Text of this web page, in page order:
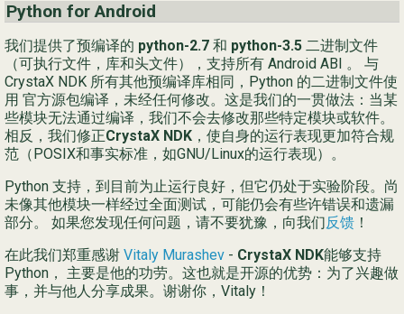
Python for Android
我们提供了预编译的 python-2.7 和 python-3.5 二进制文件
（可执行文件，库和头文件），支持所有 Android ABI 。 与
CrystaX NDK 所有其他预编译库相同，Python 的二进制文件使
用 官方源包编译，未经任何修改。这是我们的一贯做法：当某
些模块无法通过编译，我们不会去修改那些特定模块或软件。
相反，我们修正CrystaX NDK ，使自身的运行表现更加符合规
范（POSIX和事实标准，如GNU/Linux的运行表现）。
Python 支持，到目前为止运行良好，但它仍处于实验阶段。尚
未像其他模块一样经过全面测试，可能仍会有些许错误和遗漏
部分。 如果您发现任何问题，请不要犹豫，向我们反馈 ！
在此我们郑重感谢 Vitaly Murashev - CrystaX NDK能够支持
Python， 主要是他的功劳。这也就是开源的优势：为了兴趣做
事，并与他人分享成果。谢谢你，Vitaly！